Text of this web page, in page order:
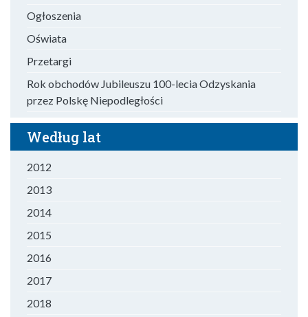
Ogłoszenia
Oświata
Przetargi
Rok obchodów Jubileuszu 100-lecia Odzyskania
przez Polskę Niepodległości
Według lat
2012
2013
2014
2015
2016
2017
2018